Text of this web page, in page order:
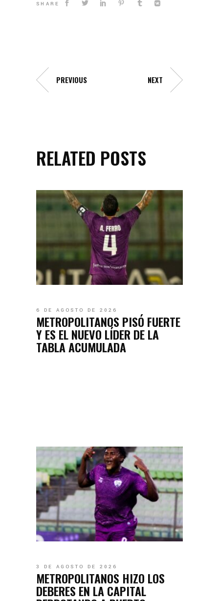
SHARE
PREVIOUS NEXT
RELATED POSTS
6 DE AGOSTO DE 2026
METROPOLITANOS PISÓ FUERTE
Y ES EL NUEVO LÍDER DE LA
TABLA ACUMULADA
3 DE AGOSTO DE 2026
METROPOLITANOS HIZO LOS
DEBERES EN LA CAPITAL